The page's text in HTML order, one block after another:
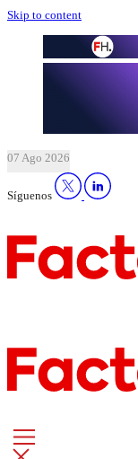
Skip to content
07 Ago 2026
Síguenos